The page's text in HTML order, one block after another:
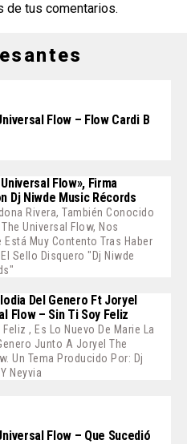
de tus comentarios.
Flow – Flow Cardi B
Flow», Firma
Dj Niwde Music Récords
Rivera, También Conocido
Universal Flow, Nos
Está Muy Contento Tras Haber
Sello Disquero "Dj Niwde
Del Genero Ft Joryel
Flow – Sin Ti Soy Feliz
, Es Lo Nuevo De Marie La
Junto A Joryel The
Un Tema Producido Por: Dj
Neyvia
Flow – Que Sucedió